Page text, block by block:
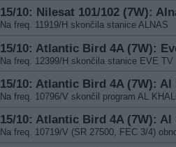
15/10: Nilesat 101/102 (7W):
Na freq. 11919/H skončila stanice ALNAS
15/10: Atlantic Bird 4A (7W):
Na freq. 12399/H skončila stanice EVE TV
15/10: Atlantic Bird 4A (7W):
Na freq. 10796/V skončil program AL
15/10: Atlantic Bird 4A (7W): Al
Na freq. 10719/V (SR 27500, FEC 3/4)